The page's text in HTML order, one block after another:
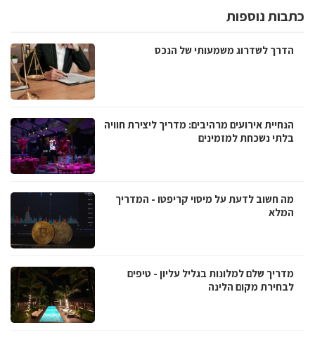
כתבות נוספות
הדרך לשדרוג משמעותי של הנכס
הנחיית אירועים מרהיבים: מדריך ליצירת חוויה
בלתי נשכחת למזמינים
מה חשוב לדעת על מיסוי קריפטו - המדריך
המלא
מדריך שלם למלונות בגליל עליון - טיפים
לבחירת מקום הלינה